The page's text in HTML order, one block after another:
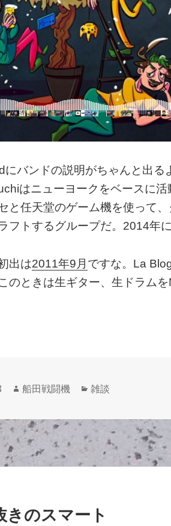
バンドの説明がちゃんと出る
はニューヨークをベースに
と任天堂のゲーム機を使って
フトするグループだ。2014年に
出は2011年9月 ですな。La
のときは生ギター、生ドラム
作
者
船田戦闘機
カ
ゴ
リ
ー
雑談
きのスマート